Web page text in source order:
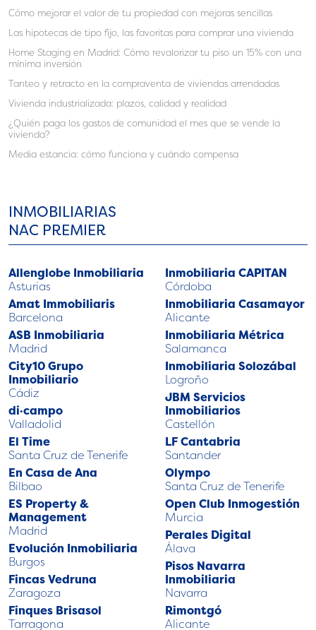
Cómo mejorar el valor de tu propiedad con mejoras sencillas
Las hipotecas de tipo fijo, las favoritas para comprar una vivienda
Home Staging en Madrid: Cómo revalorizar tu piso un 15% con una
mínima inversión
Tanteo y retracto en la compraventa de viviendas arrendadas
Vivienda industrializada: plazos, calidad y realidad
¿Quién paga los gastos de comunidad el mes que se vende la
vivienda?
Media estancia: cómo funciona y cuándo compensa
INMOBILIARIAS
NAC PREMIER
Allenglobe Inmobiliaria
Asturias
Amat Immobiliaris
Barcelona
ASB Inmobiliaria
Madrid
City10 Grupo
Inmobiliario
Cádiz
di·campo
Valladolid
El Time
Santa Cruz de Tenerife
En Casa de Ana
Bilbao
ES Property &
Management
Madrid
Evolución Inmobiliaria
Burgos
Fincas Vedruna
Zaragoza
Finques Brisasol
Tarragona
Inmobiliaria CAPITAN
Córdoba
Inmobiliaria Casamayor
Alicante
Inmobiliaria Métrica
Salamanca
Inmobiliaria Solozábal
Logroño
JBM Servicios
Inmobiliarios
Castellón
LF Cantabria
Santander
Olympo
Santa Cruz de Tenerife
Open Club Inmogestión
Murcia
Perales Digital
Álava
Pisos Navarra
Inmobiliaria
Navarra
Rimontgó
Alicante